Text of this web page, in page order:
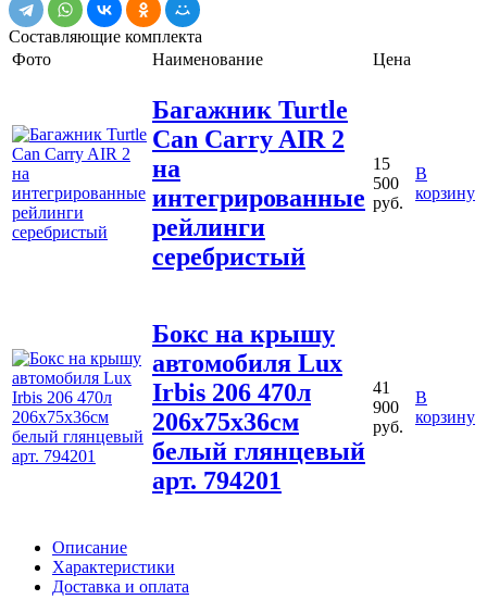
Составляющие комплекта
Фото
Наименование Цена
Багажник Turtle
Can Carry AIR 2
на
интегрированные
рейлинги
серебристый
15
500
руб.
В
корзину
Бокс на крышу
автомобиля Lux
Irbis 206 470л
206х75х36см
белый глянцевый
арт. 794201
41
900
руб.
В
корзину
Описание
Характеристики
Доставка и оплата